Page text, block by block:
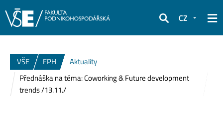
Hledat
CZ
VŠE FPH
Aktuality
Přednáška na téma: Coworking & Future development
trends /13.11./